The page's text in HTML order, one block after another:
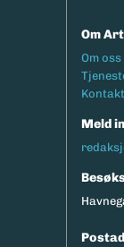
Om
Om oss
Meld